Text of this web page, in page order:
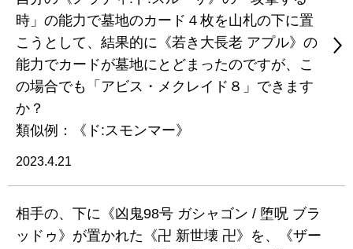
時」の能力で墓地のカード４枚を山札の下に置
こうとして、結果的に《若き大長老 アプル》の
能力でカードが墓地にとどまったのですが、こ
の場合でも「アビス・メクレイド８」できます
か？
類似例：《ド:スモンマー》
2023.4.21
相手の、下に《凶鬼98号 ガシャゴン / 堕呪 ブラ
ッドゥ》が置かれた《卍 新世壊 卍》を、《ザー